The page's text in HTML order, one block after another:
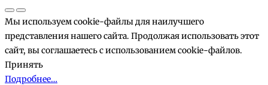
Мы используем cookie-файлы для наилучшего
представления нашего сайта. Продолжая использовать этот
сайт, вы соглашаетесь с использованием cookie-файлов.
Принять
Подробнее…